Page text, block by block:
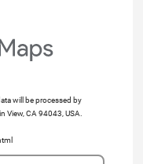
will be processed by
View, CA 94043, USA.